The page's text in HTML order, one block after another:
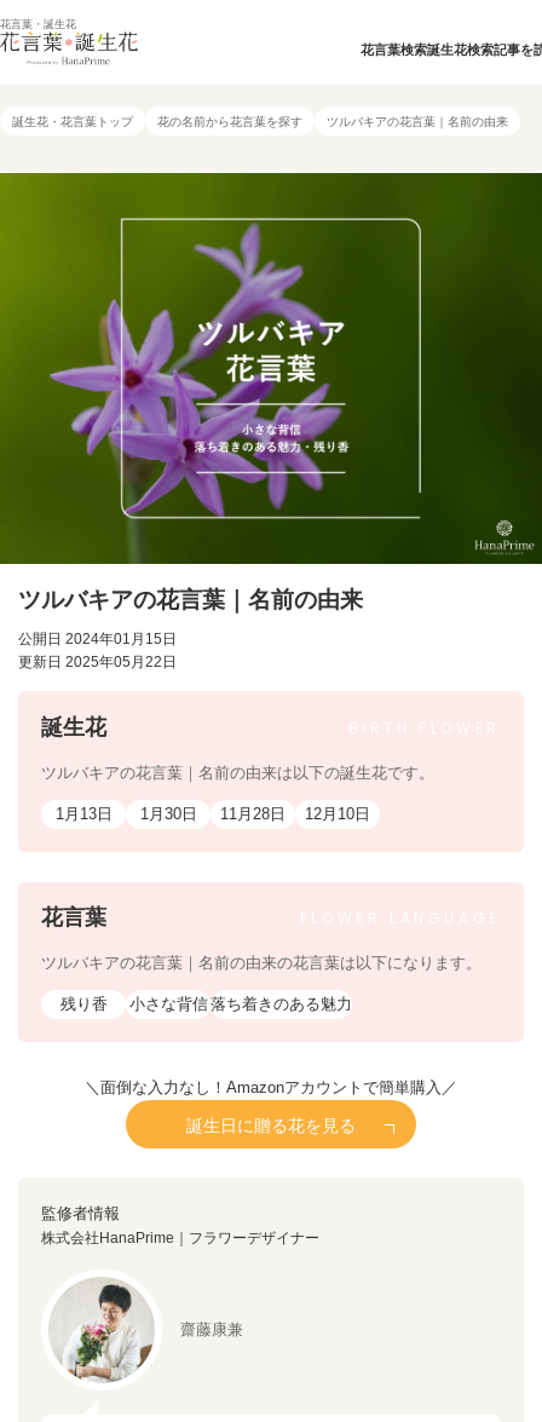
花言葉・誕生花
花言葉検索誕生花検索記事を
誕生花・花言葉トップ 花の名前から花言葉を探す ツルバキアの花言葉｜名前の由来
ツルバキアの花言葉｜名前の由来
公開日 2024年01月15日
更新日 2025年05月22日
誕生花
ツルバキアの花言葉｜名前の由来は以下の誕生花です。
1月13日 1月30日 11月28日 12月10日
花言葉
ツルバキアの花言葉｜名前の由来の花言葉は以下になります。
残り香 小さな背信落ち着きのある魅力
＼面倒な入力なし！Amazonアカウントで簡単購入／
誕生日に贈る花を見る
監修者情報
株式会社HanaPrime｜フラワーデザイナー
齋藤康兼